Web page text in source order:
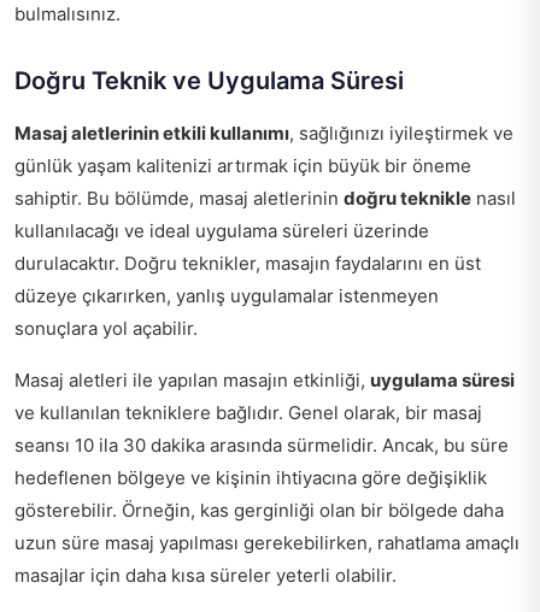
bulmalısınız.
Doğru Teknik ve Uygulama Süresi
Masaj aletlerinin etkili kullanımı, sağlığınızı iyileştirmek ve
günlük yaşam kalitenizi artırmak için büyük bir öneme
sahiptir. Bu bölümde, masaj aletlerinin doğru teknikle nasıl
kullanılacağı ve ideal uygulama süreleri üzerinde
durulacaktır. Doğru teknikler, masajın faydalarını en üst
düzeye çıkarırken, yanlış uygulamalar istenmeyen
sonuçlara yol açabilir.
Masaj aletleri ile yapılan masajın etkinliği, uygulama süresi
ve kullanılan tekniklere bağlıdır. Genel olarak, bir masaj
seansı 10 ila 30 dakika arasında sürmelidir. Ancak, bu süre
hedeflenen bölgeye ve kişinin ihtiyacına göre değişiklik
gösterebilir. Örneğin, kas gerginliği olan bir bölgede daha
uzun süre masaj yapılması gerekebilirken, rahatlama amaçlı
masajlar için daha kısa süreler yeterli olabilir.